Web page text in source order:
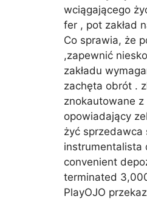
wciągającego
fer , pot zakład
Co sprawia, że
,zapewnić
zakładu
zachęta obrót .
znokautowane
opowiadający
żyć sprzedawca
instrumentalista
convenient
terminated
PlayOJO